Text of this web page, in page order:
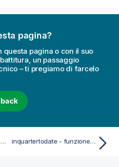
pagina?
pagina o con il suo
un passaggio
– ti pregiamo di farcelo
inmonthtodate - funzione dello script e del grafico inquartertodate - funzione dello script e del grafico